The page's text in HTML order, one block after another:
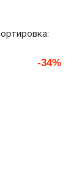
-34%